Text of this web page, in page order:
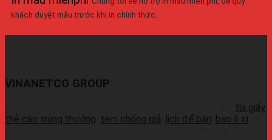
khách duyệt mẫu trước khi in chính thức.
VINANETCO GROUP
túi giấy
thẻ cào trúng thưởng tem chống giả lịch để bàn bao lì xì